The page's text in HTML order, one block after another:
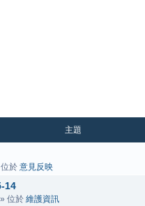
主題
於 意見反映
14
位於 維護資訊